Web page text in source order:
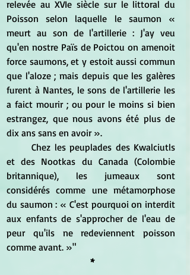
relevée au XVIe siècle sur le littoral du
Poisson selon laquelle le saumon «
meurt au son de l'artillerie : J'ay veu
qu'en nostre Païs de Poictou on amenoit
force saumons, et y estoit aussi commun
que l'aloze ; mais depuis que les galères
furent à Nantes, le sons de l'artillerie les
a faict mourir ; ou pour le moins si bien
estrangez, que nous avons été plus de
dix ans sans en avoir ».
	Chez les peuplades des Kwalciutls
et des Nootkas du Canada (Colombie
britannique), les jumeaux sont
considérés comme une métamorphose
du saumon : « C'est pourquoi on interdit
aux enfants de s'approcher de l'eau de
peur qu'ils ne redeviennent poisson
comme avant. »"
*